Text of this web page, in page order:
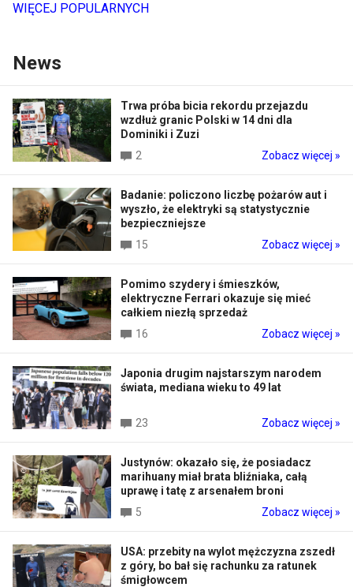
WIĘCEJ POPULARNYCH
News
Trwa próba bicia rekordu przejazdu
wzdłuż granic Polski w 14 dni dla
Dominiki i Zuzi
2
Zobacz więcej »
Badanie: policzono liczbę pożarów aut i
wyszło, że elektryki są statystycznie
bezpieczniejsze
15
Zobacz więcej »
Pomimo szydery i śmieszków,
elektryczne Ferrari okazuje się mieć
całkiem niezłą sprzedaż
16
Zobacz więcej »
Japonia drugim najstarszym narodem
świata, mediana wieku to 49 lat
23 Zobacz więcej »
Justynów: okazało się, że posiadacz
marihuany miał brata bliźniaka, całą
uprawę i tatę z arsenałem broni
5
Zobacz więcej »
USA: przebity na wylot mężczyzna zszedł
z góry, bo bał się rachunku za ratunek
śmigłowcem